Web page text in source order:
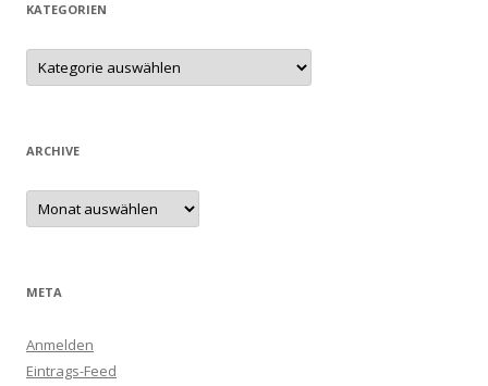
KATEGORIEN
Kategorien
ARCHIVE
Archive
META
Anmelden
Eintrags-Feed